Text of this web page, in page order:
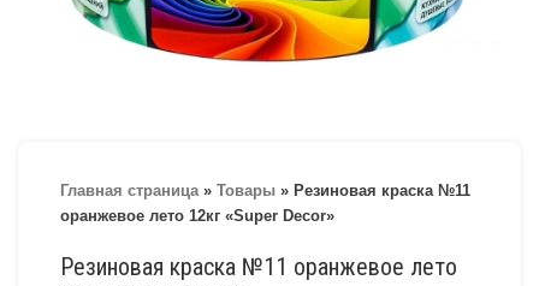
Главная страница» Товары » Резиновая краска №11
оранжевое лето 12кг «Super Decor»
Резиновая краска №11 оранжевое лето